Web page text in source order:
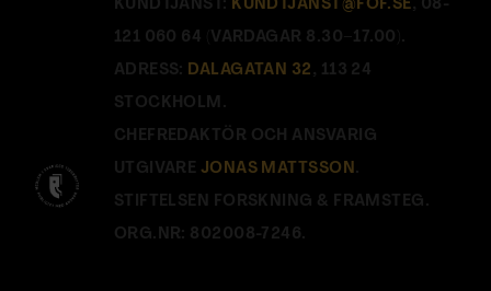
KUNDTJÄNST: KUNDTJANST@FOF.SE , 08-
121 060 64 (VARDAGAR 8.30–17.00).
ADRESS: DALAGATAN 32 , 113 24
STOCKHOLM.
CHEFREDAKTÖR OCH ANSVARIG
UTGIVARE JONAS MATTSSON .
STIFTELSEN FORSKNING & FRAMSTEG.
ORG.NR: 802008-7246.